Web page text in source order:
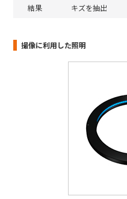
結果
キズを抽出
撮像に利用した照明